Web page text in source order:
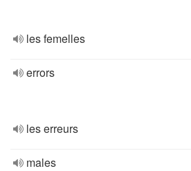
les femelles
errors
les erreurs
males